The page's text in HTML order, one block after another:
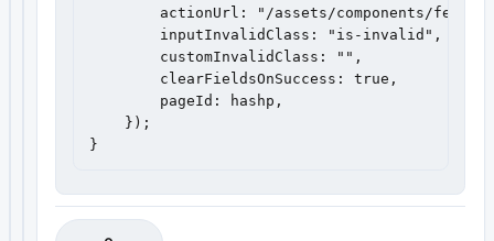
actionUrl: "/assets/components/
        inputInvalidClass: "is-invalid",
        customInvalidClass: "",
        clearFieldsOnSuccess: true,
        pageId: hashp,
    });
}